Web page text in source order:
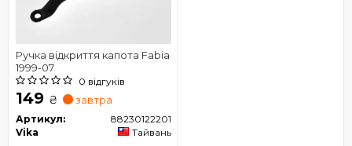
Ручка відкриття капота Fabia
1999-07
0 відгуків
149 ₴ завтра
Артикул:
88230122201
Vika
Тайвань